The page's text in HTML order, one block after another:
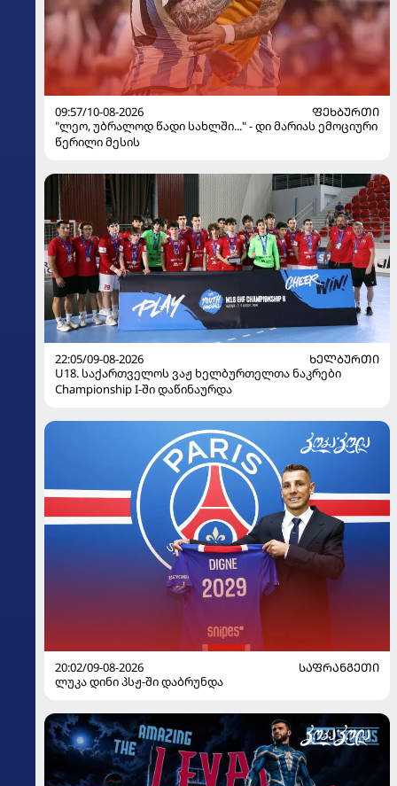
09:57/10-08-2026
ᲤᲔᲮᲑᲣᲠᲗᲘ
"ლეო, უბრალოდ წადი სახლში..." - დი მარიას ემოციური
წერილი მესის
22:05/09-08-2026
ᲮᲔᲚᲑᲣᲠᲗᲘ
U18. საქართველოს ვაჟ ხელბურთელთა ნაკრები
Championship I-ში დაწინაურდა
20:02/09-08-2026
ᲡᲐᲤᲠᲐᲜᲒᲔᲗᲘ
ლუკა დინი პსჟ-ში დაბრუნდა